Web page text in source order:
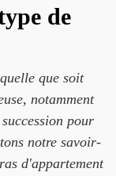
de
que soit
notamment
pour
notre savoir-
d'appartement